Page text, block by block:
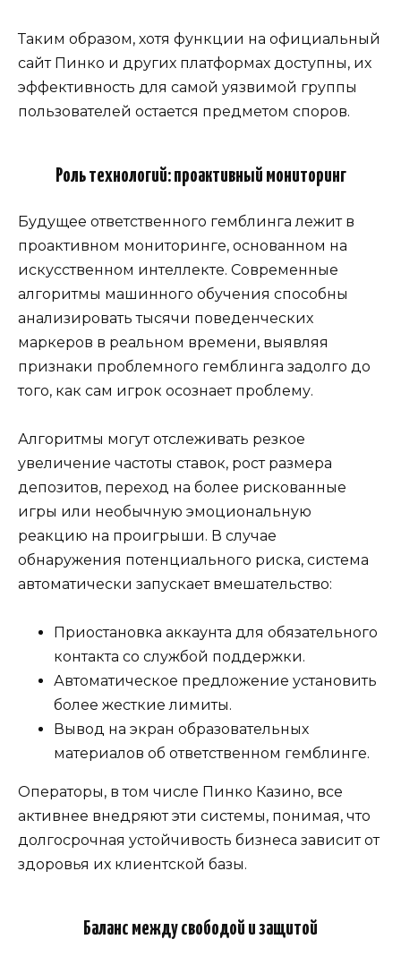
Таким образом, хотя функции на официальный
сайт Пинко и других платформах доступны, их
эффективность для самой уязвимой группы
пользователей остается предметом споров.
Роль технологий: проактивный мониторинг
Будущее ответственного гемблинга лежит в
проактивном мониторинге, основанном на
искусственном интеллекте. Современные
алгоритмы машинного обучения способны
анализировать тысячи поведенческих
маркеров в реальном времени, выявляя
признаки проблемного гемблинга задолго до
того, как сам игрок осознает проблему.
Алгоритмы могут отслеживать резкое
увеличение частоты ставок, рост размера
депозитов, переход на более рискованные
игры или необычную эмоциональную
реакцию на проигрыши. В случае
обнаружения потенциального риска, система
автоматически запускает вмешательство:
Приостановка аккаунта для обязательного
контакта со службой поддержки.
Автоматическое предложение установить
более жесткие лимиты.
Вывод на экран образовательных
материалов об ответственном гемблинге.
Операторы, в том числе Пинко Казино, все
активнее внедряют эти системы, понимая, что
долгосрочная устойчивость бизнеса зависит от
здоровья их клиентской базы.
Баланс между свободой и защитой